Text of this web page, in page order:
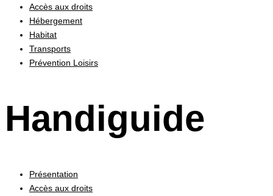
Accès aux droits
Hébergement
Habitat
Transports
Prévention Loisirs
Handiguide
Présentation
Accès aux droits